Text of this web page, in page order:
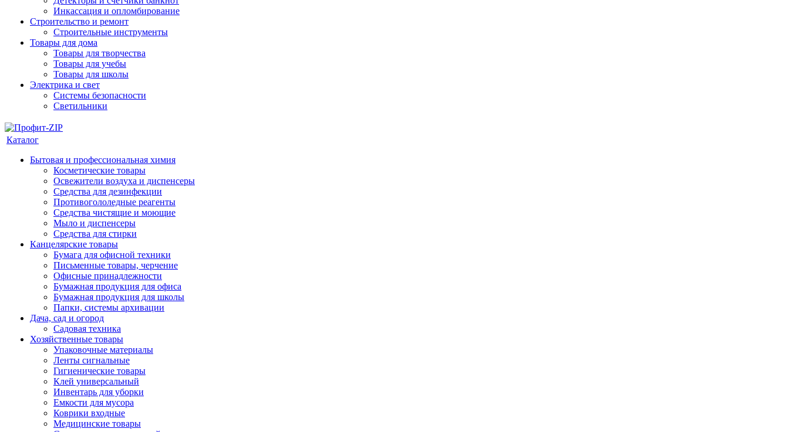
Инкассация и опломбирование
Строительство и ремонт
Строительные инструменты
Товары для дома
Товары для творчества
Товары для учебы
Товары для школы
Электрика и свет
Системы безопасности
Светильники
Каталог
Бытовая и профессиональная химия
Косметические товары
Освежители воздуха и диспенсеры
Средства для дезинфекции
Противогололедные реагенты
Средства чистящие и моющие
Мыло и диспенсеры
Средства для стирки
Канцелярские товары
Бумага для офисной техники
Письменные товары, черчение
Офисные принадлежности
Бумажная продукция для офиса
Бумажная продукция для школы
Папки, системы архивации
Дача, сад и огород
Садовая техника
Хозяйственные товары
Упаковочные материалы
Ленты сигнальные
Гигиенические товары
Клей универсальный
Инвентарь для уборки
Емкости для мусора
Коврики входные
Медицинские товары